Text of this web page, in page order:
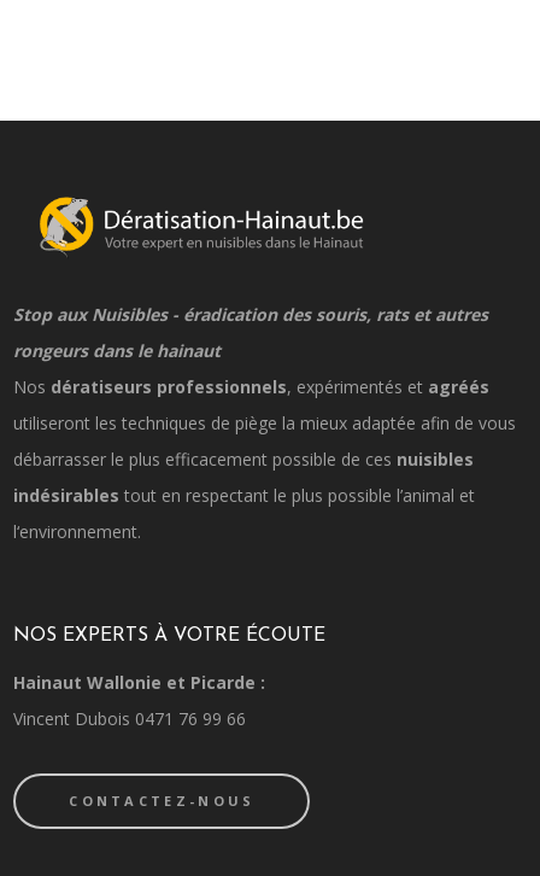
Stop aux Nuisibles - éradication des souris, rats et autres
rongeurs dans le hainaut
Nos dératiseurs professionnels, expérimentés et agréés
utiliseront les techniques de piège la mieux adaptée afin de vous
débarrasser le plus efficacement possible de ces nuisibles
indésirables tout en respectant le plus possible l’animal et
l‘environnement.
NOS EXPERTS À VOTRE ÉCOUTE
Hainaut Wallonie et Picarde :
Vincent Dubois 0471 76 99 66
CONTACTEZ-NOUS